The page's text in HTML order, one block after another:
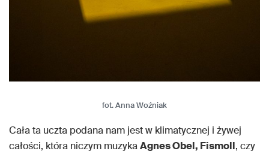
fot. Anna Woźniak
Cała ta uczta podana nam jest w klimatycznej i żywej
całości, która niczym muzykaAgnes Obel, Fismoll, czy